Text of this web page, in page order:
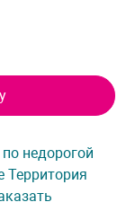
недорогой
Территория